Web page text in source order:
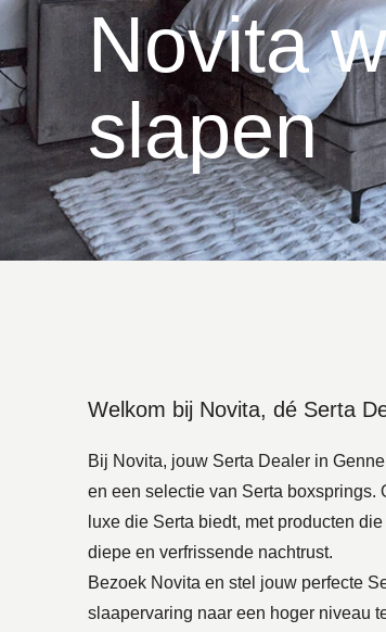
Novita
slapen
Welkom bij Novita, dé Serta
Bij Novita, jouw Serta Dealer in
en een selectie van Serta boxsprings.
luxe die Serta biedt, met producten
diepe en verfrissende nachtrust.
Bezoek Novita en stel jouw perfecte
slaapervaring naar een hoger niveau